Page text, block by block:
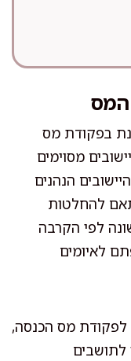
בפקודת מס
מסוימים
הנהנים
להחלטות
לפי הקרבה
לאיומים
ההטבה מוסדרת באמצעות סעיף 11 לפקודת מס הכנסה,